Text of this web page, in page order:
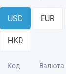
USD EUR
HKD
Код Валюта